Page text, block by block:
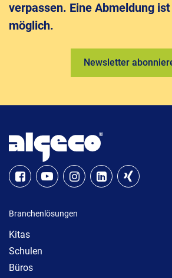
verpassen. Eine Abmeldung
möglich.
Newsletter
Branchenlösungen
Kitas
Schulen
Büros